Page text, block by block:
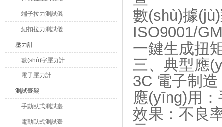
端子拉力測試儀
紐扣拉力測試儀
壓力計
數(shù)字壓力計
電子壓力計
測試臺架
手動臥式測試臺
電動臥式測試臺
數(shù)據
ISO9001/
一鍵生成扭
三、典型應
3C 電子制
應(yīng)用
效果：不良